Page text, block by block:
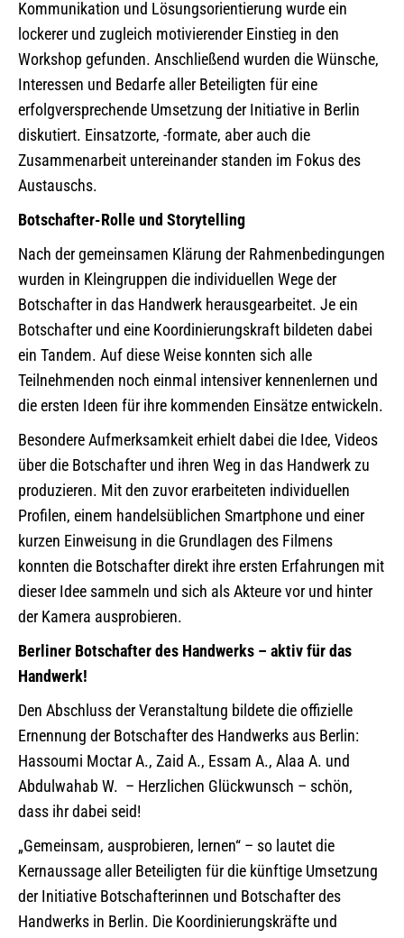
Kommunikation und Lösungsorientierung wurde ein
lockerer und zugleich motivierender Einstieg in den
Workshop gefunden. Anschließend wurden die Wünsche,
Interessen und Bedarfe aller Beteiligten für eine
erfolgversprechende Umsetzung der Initiative in Berlin
diskutiert. Einsatzorte, -formate, aber auch die
Zusammenarbeit untereinander standen im Fokus des
Austauschs.
Botschafter-Rolle und Storytelling
Nach der gemeinsamen Klärung der Rahmenbedingungen
wurden in Kleingruppen die individuellen Wege der
Botschafter in das Handwerk herausgearbeitet. Je ein
Botschafter und eine Koordinierungskraft bildeten dabei
ein Tandem. Auf diese Weise konnten sich alle
Teilnehmenden noch einmal intensiver kennenlernen und
die ersten Ideen für ihre kommenden Einsätze entwickeln.
Besondere Aufmerksamkeit erhielt dabei die Idee, Videos
über die Botschafter und ihren Weg in das Handwerk zu
produzieren. Mit den zuvor erarbeiteten individuellen
Profilen, einem handelsüblichen Smartphone und einer
kurzen Einweisung in die Grundlagen des Filmens
konnten die Botschafter direkt ihre ersten Erfahrungen mit
dieser Idee sammeln und sich als Akteure vor und hinter
der Kamera ausprobieren.
Berliner Botschafter des Handwerks – aktiv für das
Handwerk!
Den Abschluss der Veranstaltung bildete die offizielle
Ernennung der Botschafter des Handwerks aus Berlin:
Hassoumi Moctar A., Zaid A., Essam A., Alaa A. und
Abdulwahab W. – Herzlichen Glückwunsch – schön,
dass ihr dabei seid!
„Gemeinsam, ausprobieren, lernen“ – so lautet die
Kernaussage aller Beteiligten für die künftige Umsetzung
der Initiative Botschafterinnen und Botschafter des
Handwerks in Berlin. Die Koordinierungskräfte und